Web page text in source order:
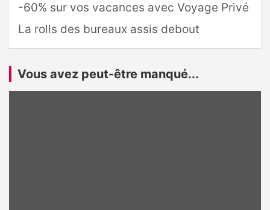
-60% sur vos vacances avec Voyage Privé
La rolls des bureaux assis debout
Vous avez peut-être manqué...